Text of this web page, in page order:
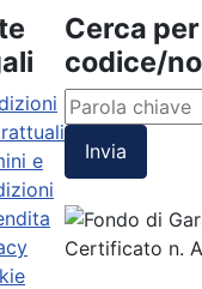
e
Cerca per
codice/
Invia
Certificato n.